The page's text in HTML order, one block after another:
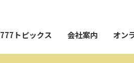
777トピックス 会社案内 オン